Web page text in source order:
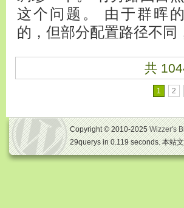
这个问题。 由于群晖
的，但部分配置路径不同
共
1 2
Copyright © 2010-2025Wizzer's
29querys in 0.119 seconds. 本站